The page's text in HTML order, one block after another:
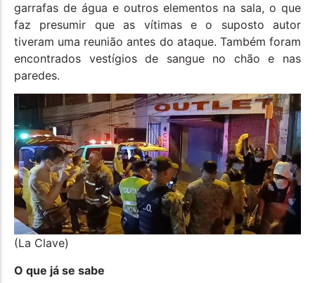
garrafas de água e outros elementos na sala, o que
faz presumir que as vítimas e o suposto autor
tiveram uma reunião antes do ataque. Também foram
encontrados vestígios de sangue no chão e nas
paredes.
(La Clave)
O que já se sabe